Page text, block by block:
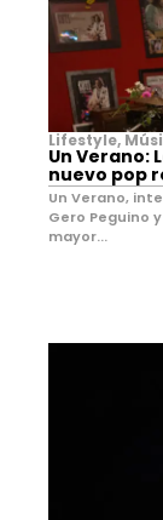
Lifestyle,
Un Verano:
nuevo pop
Un Verano,
Gero Peguino
mayor...